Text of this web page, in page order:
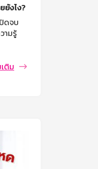
ยังไง?
ดจบ
ามรู้
ติม